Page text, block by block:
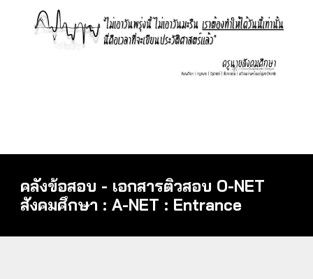
คลังข้อสอบ - เอกสารติวสอบ O-NET
สังคมศึกษา : A-NET : Entrance